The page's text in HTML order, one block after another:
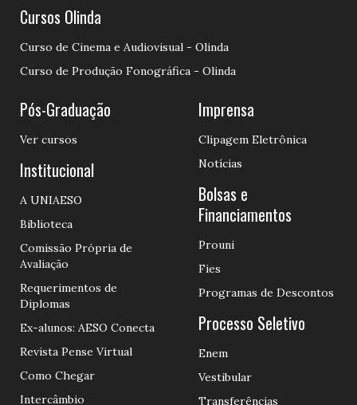
Cursos Olinda
Curso de Cinema e Audiovisual - Olinda
Curso de Produção Fonográfica - Olinda
Pós-Graduação
Ver cursos
Institucional
A UNIAESO
Biblioteca
Comissão Própria de
Avaliação
Requerimentos de
Diplomas
Ex-alunos: AESO Conecta
Revista Pense Virtual
Como Chegar
Intercâmbio
Imprensa
Clipagem Eletrônica
Notícias
Bolsas e
Financiamentos
Prouni
Fies
Programas de Descontos
Processo Seletivo
Enem
Vestibular
Transferências